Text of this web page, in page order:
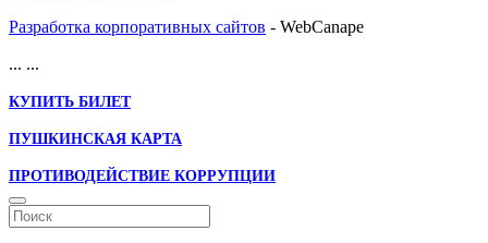
Разработка корпоративных сайтов - WebCanape
... ...
КУПИТЬ БИЛЕТ
ПУШКИНСКАЯ КАРТА
ПРОТИВОДЕЙСТВИЕ КОРРУПЦИИ